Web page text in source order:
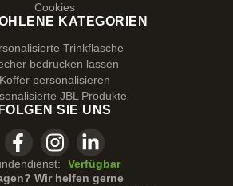
Cookies
KATEGORIEN
Trinkflasche
bedrucken lassen
Koffer personalisieren
JBL Produkte
FOLGEN SIE UNS
Verfügbar
Wir helfen gerne